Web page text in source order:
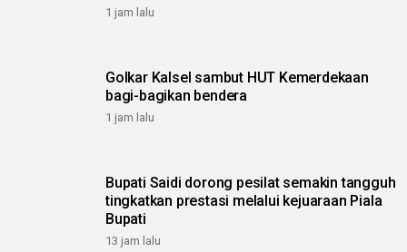
1 jam lalu
Golkar Kalsel sambut HUT Kemerdekaan
bagi-bagikan bendera
1 jam lalu
Bupati Saidi dorong pesilat semakin tangguh
tingkatkan prestasi melalui kejuaraan Piala
Bupati
13 jam lalu